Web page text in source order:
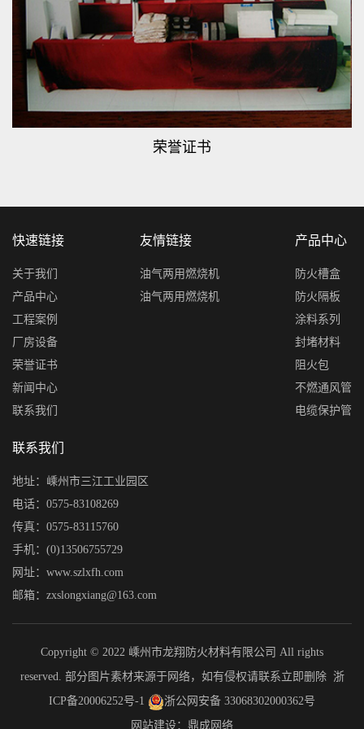
荣誉证书
快速链接
关于我们
产品中心
工程案例
厂房设备
荣誉证书
新闻中心
联系我们
友情链接
油气两用燃烧机
油气两用燃烧机
产品中心
防火槽盒
防火隔板
涂料系列
封堵材料
阻火包
不燃通风管
电缆保护管
联系我们
地址：嵊州市三江工业园区
电话：0575-83108269
传真：0575-83115760
手机：(0)13506755729
网址：www.szlxfh.com
邮箱：zxslongxiang@163.com
Copyright © 2022 嵊州市龙翔防火材料有限公司 All rights
reserved. 部分图片素材来源于网络，如有侵权请联系立即删除 浙
ICP备20006252号-1
浙公网安备 33068302000362号
网站建设：鼎成网络